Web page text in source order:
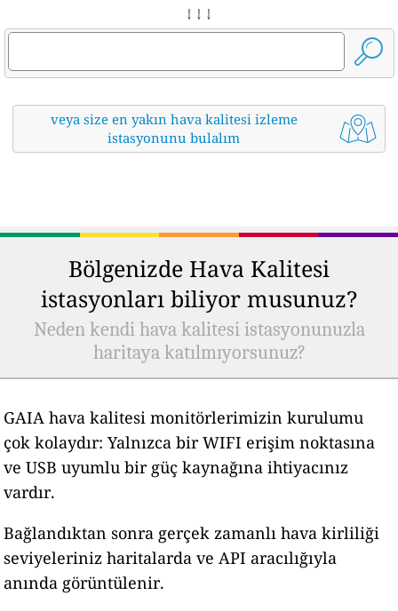
↓ ↓ ↓
veya size en yakın hava kalitesi izleme
istasyonunu bulalım
Bölgenizde Hava Kalitesi
istasyonları biliyor musunuz?
Neden kendi hava kalitesi istasyonunuzla
haritaya katılmıyorsunuz?
GAIA hava kalitesi monitörlerimizin kurulumu
çok kolaydır: Yalnızca bir WIFI erişim noktasına
ve USB uyumlu bir güç kaynağına ihtiyacınız
vardır.
Bağlandıktan sonra gerçek zamanlı hava kirliliği
seviyeleriniz haritalarda ve API aracılığıyla
anında görüntülenir.